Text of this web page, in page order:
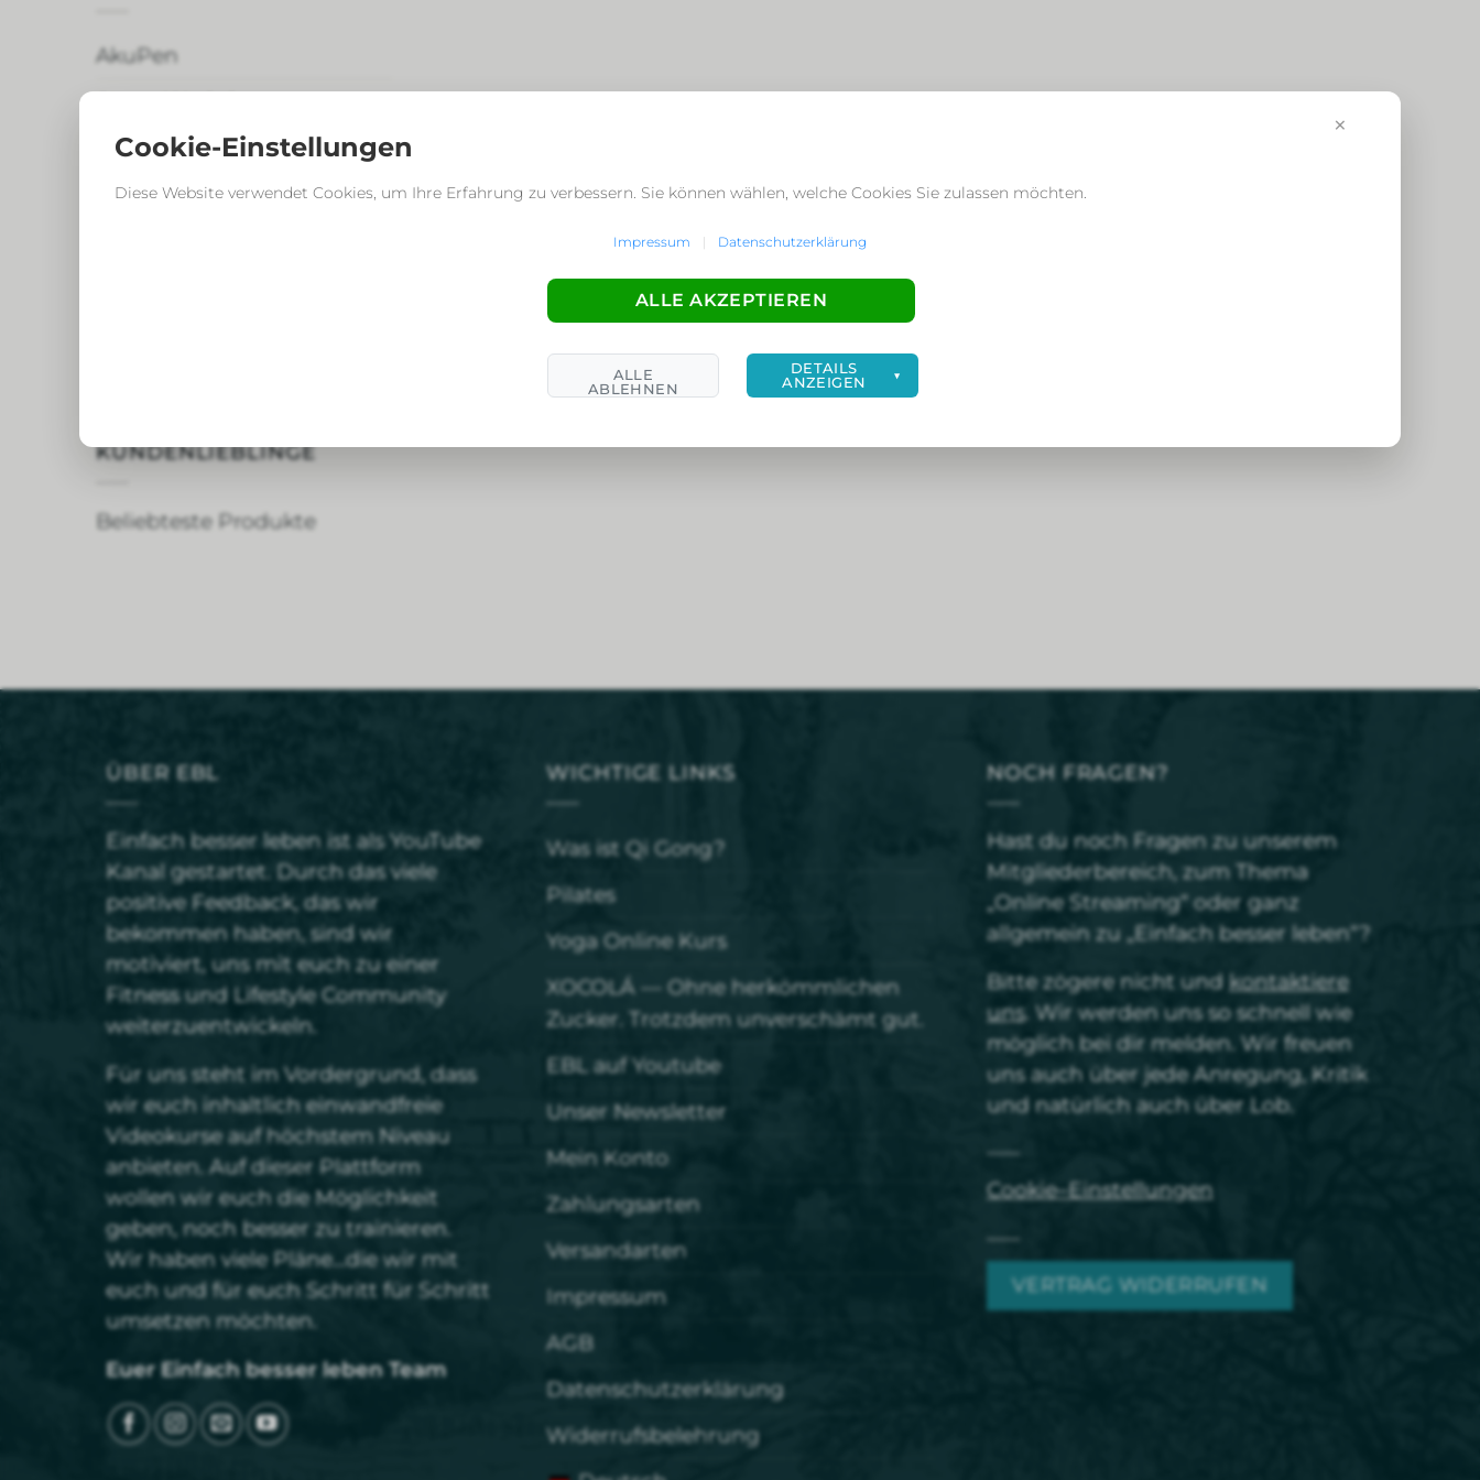
AkuPen
Ballaststoffe plus
Coaching Online
KUNDENLIEBLINGE
Beliebteste Produkte
ÜBER EBL
Einfach besser leben ist als YouTube
Kanal gestartet. Durch das viele
positive Feedback, das wir
bekommen haben, sind wir
motiviert, uns mit euch zu einer
Fitness und Lifestyle Community
weiterzuentwickeln.
Für uns steht im Vordergrund, dass
wir euch inhaltlich einwandfreie
Videokurse auf höchstem Niveau
anbieten. Auf dieser Plattform
wollen wir euch die Möglichkeit
geben, noch besser zu trainieren.
Wir haben viele Pläne…die wir mit
euch und für euch Schritt für Schritt
umsetzen möchten.
Euer Einfach besser leben Team
WICHTIGE LINKS
Was ist Qi Gong?
Pilates
Yoga Online Kurs
XOCOLÁ — Ohne herkömmlichen
Zucker. Trotzdem unverschämt gut.
EBL auf Youtube
Unser Newsletter
Mein Konto
Zahlungsarten
Versandarten
Impressum
AGB
Datenschutzerklärung
Widerrufsbelehrung
NOCH FRAGEN?
Hast du noch Fragen zu unserem
Mitgliederbereich, zum Thema
„Online Streaming“ oder ganz
allgemein zu „Einfach besser leben“?
Bitte zögere nicht und kontaktiere
uns. Wir werden uns so schnell wie
möglich bei dir melden. Wir freuen
uns auch über jede Anregung, Kritik
und natürlich auch über Lob.
Cookie–Einstellungen
VERTRAG WIDERRUFEN
×
Cookie-Einstellungen
Diese Website verwendet Cookies, um Ihre Erfahrung zu verbessern. Sie können wählen, welche Cookies Sie zulassen möchten.
Impressum | Datenschutzerklärung
ALLE
ABLEHNEN
ALLE AKZEPTIEREN
DETAILS
ANZEIGEN
▼